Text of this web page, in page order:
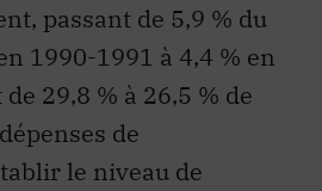
passant de 5,9 % du
1990-1991 à 4,4 % en
29,8 % à 26,5 % de
de
le niveau de